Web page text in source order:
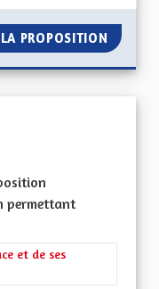
PROPOSITION UNE
permettant
L'attractivité
et de ses